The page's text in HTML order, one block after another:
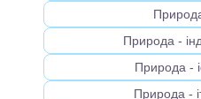
Природа -
Природа -
Природа -